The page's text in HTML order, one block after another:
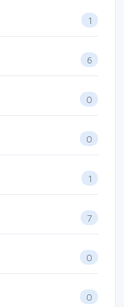
1
6
0
0
1
7
0
0